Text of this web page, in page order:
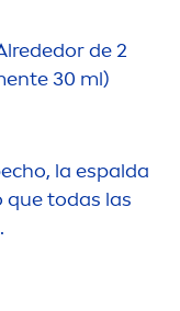
de 2
te 30 ml)
la espalda
que todas las